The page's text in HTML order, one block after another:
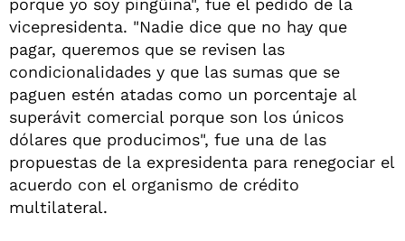
vicepresidenta. "Nadie dice que no hay que
pagar, queremos que se revisen las
condicionalidades y que las sumas que se
paguen estén atadas como un porcentaje al
superávit comercial porque son los únicos
dólares que producimos", fue una de las
propuestas de la expresidenta para renegociar el
acuerdo con el organismo de crédito
multilateral.